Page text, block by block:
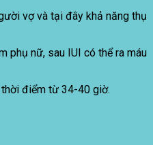
vợ và tại đây khả năng thụ
phụ nữ, sau IUI có thể ra máu
điểm từ 34-40 giờ.